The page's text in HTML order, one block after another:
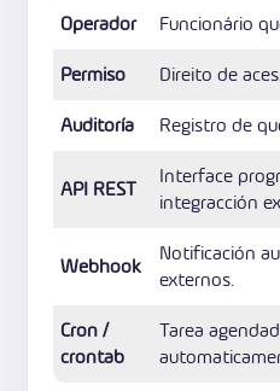
Operador
Funcionário
Permiso
Direito de
Auditoría
Registro de
API REST
Interface
integracción
Webhook
Notificación
externos.
Cron /
crontab
Tarea